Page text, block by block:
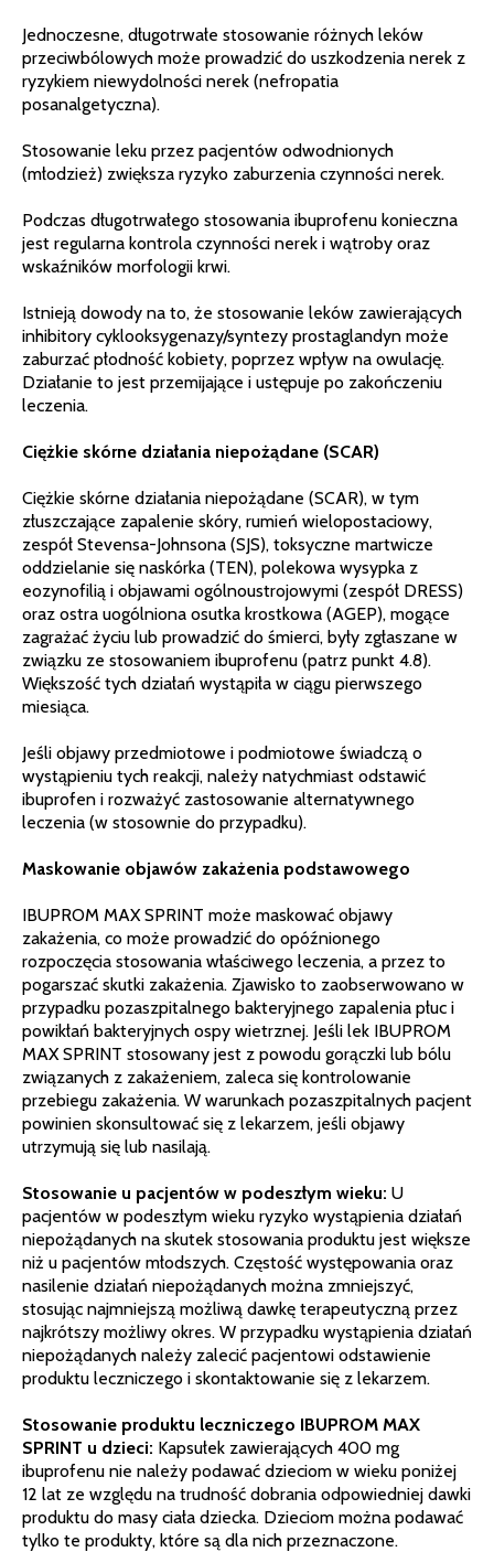
Jednoczesne, długotrwałe stosowanie różnych leków
przeciwbólowych może prowadzić do uszkodzenia nerek z
ryzykiem niewydolności nerek (nefropatia
posanalgetyczna).
Stosowanie leku przez pacjentów odwodnionych
(młodzież) zwiększa ryzyko zaburzenia czynności nerek.
Podczas długotrwałego stosowania ibuprofenu konieczna
jest regularna kontrola czynności nerek i wątroby oraz
wskaźników morfologii krwi.
Istnieją dowody na to, że stosowanie leków zawierających
inhibitory cyklooksygenazy/syntezy prostaglandyn może
zaburzać płodność kobiety, poprzez wpływ na owulację.
Działanie to jest przemijające i ustępuje po zakończeniu
leczenia.
Ciężkie skórne działania niepożądane (SCAR)
Ciężkie skórne działania niepożądane (SCAR), w tym
złuszczające zapalenie skóry, rumień wielopostaciowy,
zespół Stevensa-Johnsona (SJS), toksyczne martwicze
oddzielanie się naskórka (TEN), polekowa wysypka z
eozynofilią i objawami ogólnoustrojowymi (zespół DRESS)
oraz ostra uogólniona osutka krostkowa (AGEP), mogące
zagrażać życiu lub prowadzić do śmierci, były zgłaszane w
związku ze stosowaniem ibuprofenu (patrz punkt 4.8).
Większość tych działań wystąpiła w ciągu pierwszego
miesiąca.
Jeśli objawy przedmiotowe i podmiotowe świadczą o
wystąpieniu tych reakcji, należy natychmiast odstawić
ibuprofen i rozważyć zastosowanie alternatywnego
leczenia (w stosownie do przypadku).
Maskowanie objawów zakażenia podstawowego
IBUPROM MAX SPRINT może maskować objawy
zakażenia, co może prowadzić do opóźnionego
rozpoczęcia stosowania właściwego leczenia, a przez to
pogarszać skutki zakażenia. Zjawisko to zaobserwowano w
przypadku pozaszpitalnego bakteryjnego zapalenia płuc i
powikłań bakteryjnych ospy wietrznej. Jeśli lek IBUPROM
MAX SPRINT stosowany jest z powodu gorączki lub bólu
związanych z zakażeniem, zaleca się kontrolowanie
przebiegu zakażenia. W warunkach pozaszpitalnych pacjent
powinien skonsultować się z lekarzem, jeśli objawy
utrzymują się lub nasilają.
Stosowanie u pacjentów w podeszłym wieku: U
pacjentów w podeszłym wieku ryzyko wystąpienia działań
niepożądanych na skutek stosowania produktu jest większe
niż u pacjentów młodszych. Częstość występowania oraz
nasilenie działań niepożądanych można zmniejszyć,
stosując najmniejszą możliwą dawkę terapeutyczną przez
najkrótszy możliwy okres. W przypadku wystąpienia działań
niepożądanych należy zalecić pacjentowi odstawienie
produktu leczniczego i skontaktowanie się z lekarzem.
Stosowanie produktu leczniczego IBUPROM MAX
SPRINT u dzieci: Kapsułek zawierających 400 mg
ibuprofenu nie należy podawać dzieciom w wieku poniżej
12 lat ze względu na trudność dobrania odpowiedniej dawki
produktu do masy ciała dziecka. Dzieciom można podawać
tylko te produkty, które są dla nich przeznaczone.